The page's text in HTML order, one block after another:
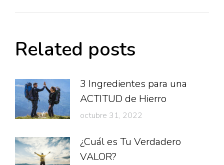
Related posts
3 Ingredientes para una
ACTITUD de Hierro
octubre 31, 2022
¿Cuál es Tu Verdadero
VALOR?